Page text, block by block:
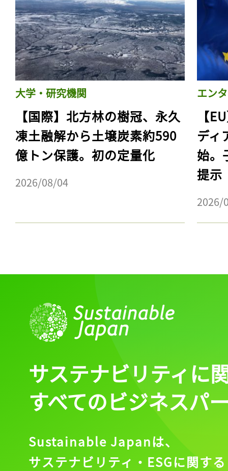
大学・研究機関
【国際】北方林の樹冠、永久
凍土融解から土壌炭素約590
億トン保護。初の定量化
2026/08/04
エン
【
ディ
始。
提示
2026/
ログインが必
会員登録
サステナビリティに
すべてのビジネスパ
Sustainable Japanは、
サステナビリティ・ESGに関する